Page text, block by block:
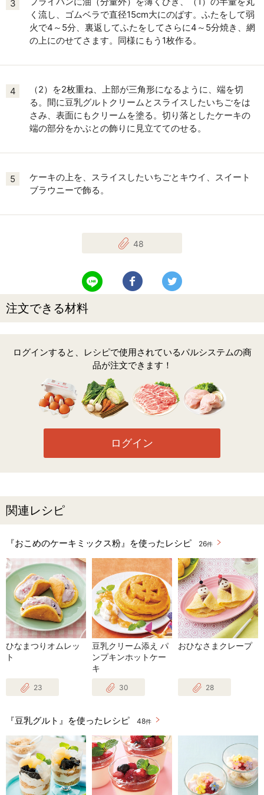
3
く流し、ゴムベラで直径15cm大にのばす。ふたをして弱
火で4～5分、裏返してふたをしてさらに4～5分焼き、網
の上にのせてさます。同様にもう1枚作る。
4
（2）を2枚重ね、上部が三角形になるように、端を切
る。間に豆乳グルトクリームとスライスしたいちごをは
さみ、表面にもクリームを塗る。切り落としたケーキの
端の部分をかぶとの飾りに見立ててのせる。
5
ケーキの上を、スライスしたいちごとキウイ、スイート
ブラウニーで飾る。
48
LINEで送る Facebookでシェアする
注文できる材料
ログインすると、レシピで使用されているパルシステムの商
品が注文できます！
ログイン
関連レシピ
『おこめのケーキミックス粉』を使ったレシピ 26件
ひなまつりオムレッ
ト
23
豆乳クリーム添え パ
ンプキンホットケー
キ
30
おひなさまクレープ
28
『豆乳グルト』を使ったレシピ 48件